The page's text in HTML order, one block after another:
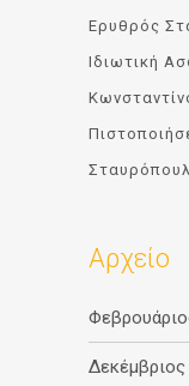
Ερυθρός
Ιδιωτική
Αρχείο